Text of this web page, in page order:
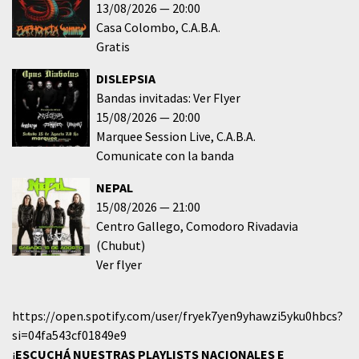
13/08/2026
20:00
Casa Colombo C.A.B.A.
Gratis
DISLEPSIA
Bandas invitadas: Ver Flyer
15/08/2026
20:00
Marquee Session Live C.A.B.A.
Comunicate con la banda
NEPAL
15/08/2026
21:00
Centro Gallego Comodoro Rivadavia
(Chubut)
Ver flyer
https://open.spotify.com/user/fryek7yen9yhawzi5yku0hbcs?
si=04fa543cf01849e9
¡ESCUCHÁ NUESTRAS PLAYLISTS NACIONALES E